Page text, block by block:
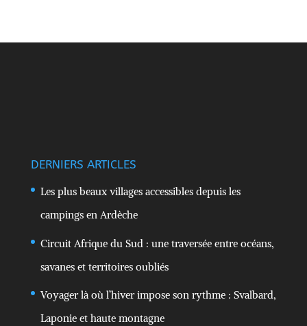
DERNIERS ARTICLES
Les plus beaux villages accessibles depuis les
campings en Ardèche
Circuit Afrique du Sud : une traversée entre océans,
savanes et territoires oubliés
Voyager là où l’hiver impose son rythme : Svalbard,
Laponie et haute montagne